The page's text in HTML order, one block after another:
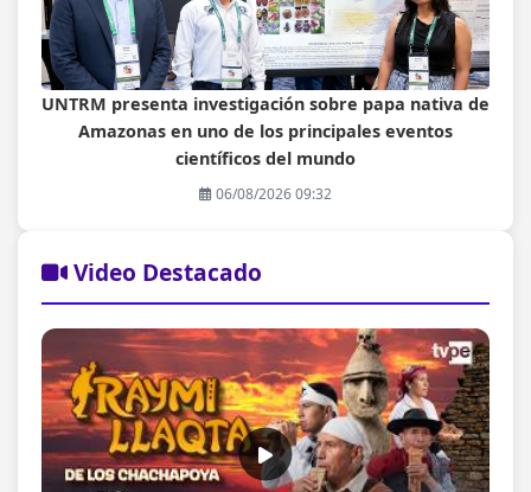
UNTRM presenta investigación sobre papa nativa de
Amazonas en uno de los principales eventos
científicos del mundo
06/08/2026 09:32
Video Destacado